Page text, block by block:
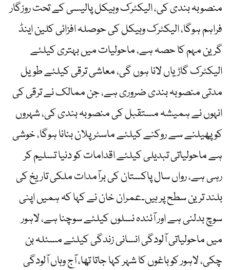
منصوبہ بندی کی، الیکٹرک وہیکل پالیسی کے تحت روزگار
فراہم ہوگا، الیکٹرک وہیکل کی حوصلہ افزائی کلین اینڈ
گرین مہم کا حصہ ہے، ماحولیات میں بہتری کیلئے
الیکٹرک گاڑیاں لانا ہوں گی، معاشی ترقی کیلئے طویل
مدتی منصوبہ بندی ضروری ہے، جن ممالک نے ترقی کی
انہوں نے ہمیشہ مستقبل کی منصوبہ بندی کی، شہروں
کو پھیلنے سے روکنے کیلئے ماسٹر پلان بنانا ہوگا، خوشی
ہے ماحولیاتی تبدیلی کیلئے اقدامات کو دنیا تسلیم کر
رہی ہے، رواں سال پاکستان کی برآمدات ملکی تاریخ کی
بلند ترین سطح پر ہیں۔عمران خان نے کہا کہ ہمیں اپنی
سوچ بدلنی ہے اور آئندہ نسلوں کیلئے سوچنا ہے، لاہور
میں ماحولیاتی آلودگی انسانی زندگی کیلئے مسئلہ بن
چکی، لاہور کو باغوں کا شہر کہا جاتا تھا، آج وہاں آلودگی